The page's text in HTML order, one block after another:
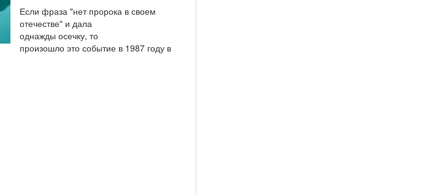
Если фраза "нет пророка в своем
отечестве" и дала
однажды осечку, то
произошло это событие в 1987 году в